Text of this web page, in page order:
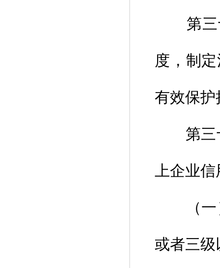
第三十
度，制
有效保
第三十
上企业
（一）
或者三